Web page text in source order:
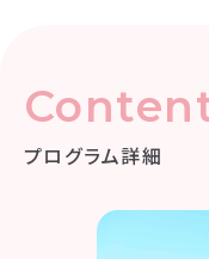
プログラム詳細